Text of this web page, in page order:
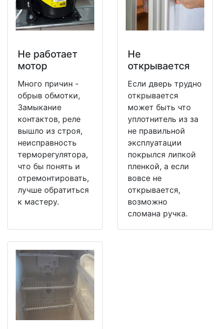
Не работает
мотор
Много причин -
обрыв обмотки,
Замыкание
контактов, реле
вышло из строя,
неисправность
терморегулятора,
что бы понять и
отремонтировать,
лучше обратиться
к мастеру.
Не
открывается
Если дверь трудно
открывается
может быть что
уплотнитель из за
не правильной
эксплуатации
покрылся липкой
пленкой, а если
вовсе не
открывается,
возможно
сломана ручка.